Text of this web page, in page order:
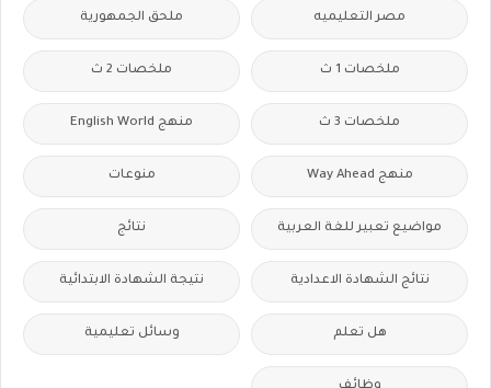
مصر التعليميه ملحق الجمهورية
ملخصات 1 ث ملخصات 2 ث
ملخصات 3 ث منهج English World
منهج Way Ahead منوعات
مواضيع تعبير للغة العربية نتائج
نتائج الشهادة الاعدادية نتيجة الشهادة الابتدائية
هل تعلم وسائل تعليمية